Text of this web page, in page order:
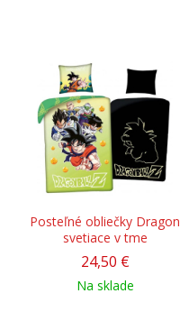
Posteľné obliečky Dragon
svetiace v tme
24,50 €
Na sklade